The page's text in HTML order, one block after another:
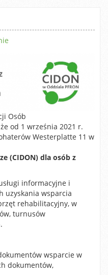
Osób
od 1 września 2021 r.
Westerplatte 11 w
(CIDON) dla osób z
informacyjne i
uzyskania wsparcia
rehabilitacyjny, w
turnusów
wsparcie w
dokumentów,